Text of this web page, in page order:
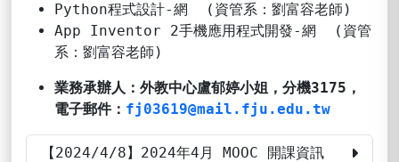
Python程式設計-網 (資管系：劉富容老師)
App Inventor 2手機應用程式開發-網 (資管
系：劉富容老師)
業務承辦人：外教中心盧郁婷小姐，分機3175，
電子郵件： fj03619@mail.fju.edu.tw
【2024/4/8】2024年4月 MOOC 開課資訊